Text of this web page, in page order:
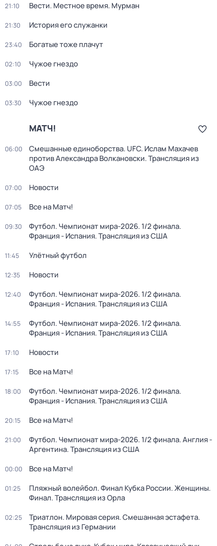
21:10 Вести. Местное время. Мурман
21:30 История его служанки
23:40 Богатые тоже плачут
02:10 Чужое гнездо
03:00 Вести
03:30 Чужое гнездо
МАТЧ!
06:00
Смешанные единоборства. UFC. Ислам Махачев
против Александра Волкановски. Трансляция из
ОАЭ
07:00 Новости
07:05 Все на Матч!
09:30
Футбол. Чемпионат мира-2026. 1/2 финала.
Франция - Испания. Трансляция из США
11:45 Улётный футбол
12:35 Новости
12:40
Футбол. Чемпионат мира-2026. 1/2 финала.
Франция - Испания. Трансляция из США
14:55
Футбол. Чемпионат мира-2026. 1/2 финала.
Франция - Испания. Трансляция из США
17:10 Новости
17:15 Все на Матч!
18:00
Футбол. Чемпионат мира-2026. 1/2 финала.
Франция - Испания. Трансляция из США
20:15 Все на Матч!
21:00
Футбол. Чемпионат мира-2026. 1/2 финала. Англия -
Аргентина. Трансляция из США
00:00 Все на Матч!
01:25
Пляжный волейбол. Финал Кубка России. Женщины.
Финал. Трансляция из Орла
02:25
Триатлон. Мировая серия. Смешанная эстафета.
Трансляция из Германии